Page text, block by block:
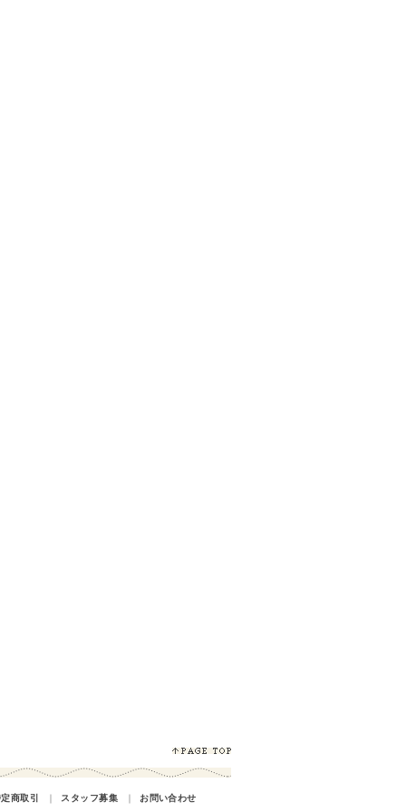
商取引 ｜ スタッフ募集 ｜ お問い合わせ